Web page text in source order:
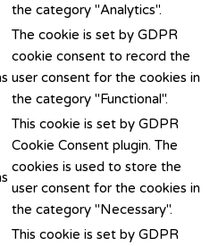
the category "Analytics".
The cookie is set by GDPR
cookie consent to record the
user consent for the cookies in
the category "Functional".
This cookie is set by GDPR
Cookie Consent plugin. The
cookies is used to store the
user consent for the cookies in
the category "Necessary".
This cookie is set by GDPR